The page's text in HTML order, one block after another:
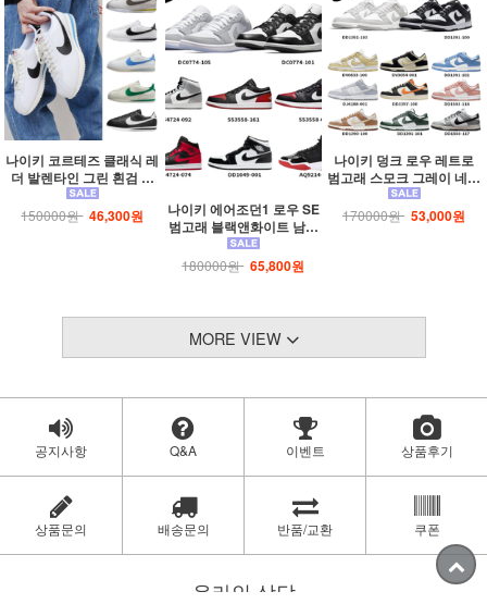
나이키 코르테즈 클래식 레
더 발렌타인 그린 흰검 검
흰 흰빨 화이트 블랙 네이
비 까치 남녀 공용 캐주얼
운동화
150000원 46,300원
나이키 에어조던1 로우 SE
범고래 블랙앤화이트 남성
여성 농구화 조던신발 DC0
774-105 553558-066 553
558-161 DC0774-101
180000원 65,800원
나이키 덩크 로우 레트로
범고래 스모크 그레이 네이
비 블랙 포그 운동화 스니
커즈 DD1391-100 DD139
1-103 DD1391-101
170000원 53,000원
MORE VIEW
공지사항 Q&A 이벤트 상품후기
상품문의 배송문의 반품/교환 쿠폰
온라인 상담